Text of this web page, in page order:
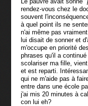
rendez-vous chez le
souvent
à quel point ils ne
n'ai même pas
lui disait de sonner et
m'occupe en priorité
phrases qu'il a
scolariser ma fille,
et est reparti.
qui ne m'aide pas à
entre dans une école
j'ai mis 20 minutes à
con lui eh?